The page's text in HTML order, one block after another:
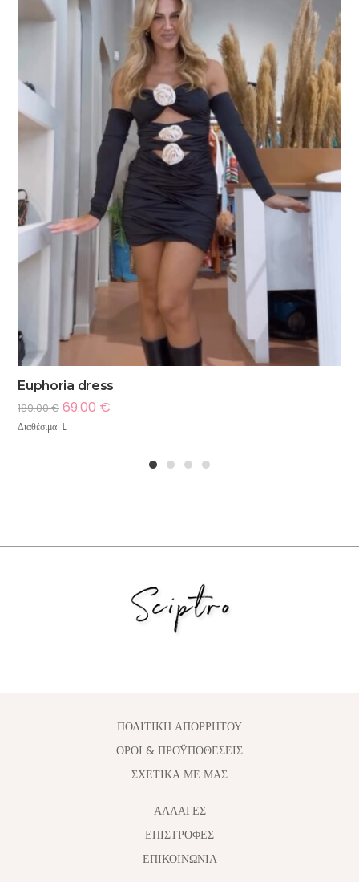
Euphoria dress
189.00€ 69.00 €
Διαθέσιμα: L
ΠΟΛΙΤΙΚΗ ΑΠΟΡΡΗΤΟΥ
ΟΡΟΙ & ΠΡΟΫΠΟΘΕΣΕΙΣ
ΣΧΕΤΙΚΑ ΜΕ ΜΑΣ
ΑΛΛΑΓΈΣ
ΕΠΙΣΤΡΟΦΕΣ
ΕΠΙΚΟΙΝΩΝΙΑ